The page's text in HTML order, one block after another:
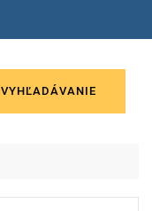
VYHĽADÁVANIE